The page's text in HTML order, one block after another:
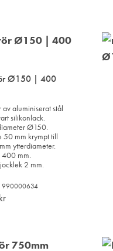
TILL
Ø150 | 400
av aluminiserat stål
silikonlack.
Ø150.
50 mm krympt till
ytterdiameter.
400 mm.
2 mm.
990000634
kr